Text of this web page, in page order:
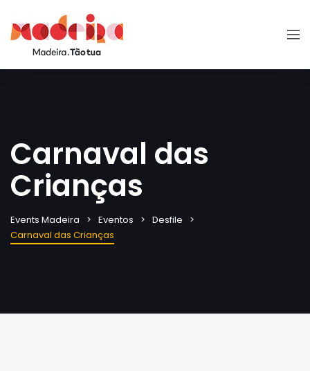
Carnaval das
Crianças
Events Madeira Eventos
Desfile
Carnaval das Crianças